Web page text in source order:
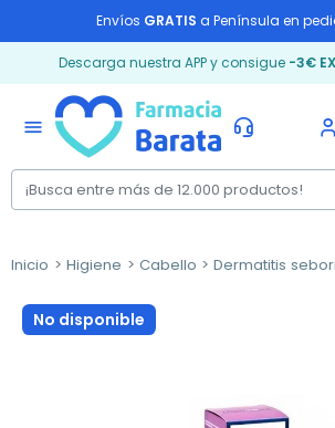
Envíos GRATIS a Península en
Descarga nuestra APP y consigue -3€
menu
Inicio Higiene Cabello Dermatitis
No disponible